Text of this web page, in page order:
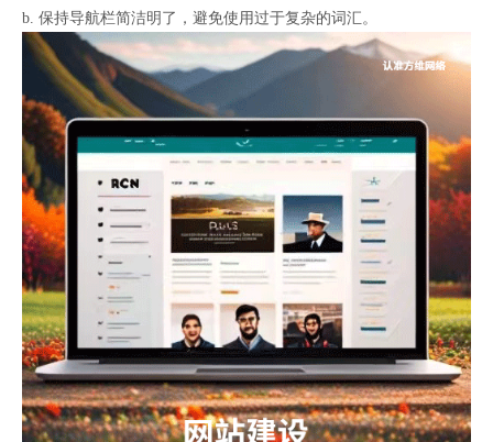
b. 保持导航栏简洁明了，避免使用过于复杂的词汇。